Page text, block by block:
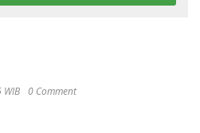
0 Comment